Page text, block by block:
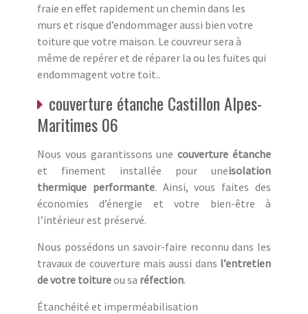
fraie en effet rapidement un chemin dans les
murs et risque d’endommager aussi bien votre
toiture que votre maison. Le couvreur sera à
même de repérer et de réparer la ou les fuites qui
endommagent votre toit..
couverture étanche Castillon Alpes-
Maritimes 06
Nous vous garantissons unecouverture étanche
et finement installée pour uneisolation
thermique performante. Ainsi, vous faites des
économies d’énergie et votre bien-être à
l’intérieur est préservé.
Nous possédons un savoir-faire reconnu dans les
travaux de couverture mais aussi dans l’entretien
de votre toitureou sa réfection.
Étanchéité et imperméabilisation